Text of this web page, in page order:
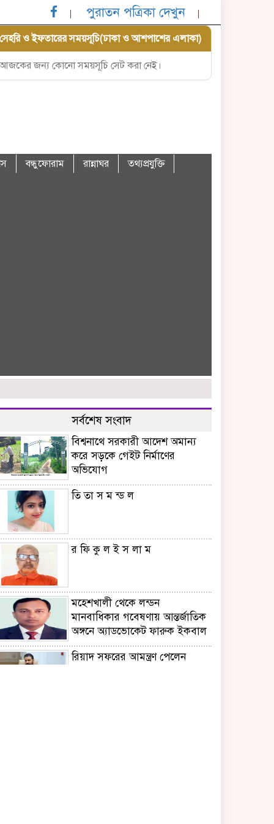
পুরাতন পত্রিকা দেখুন
সেহরি ও ইফতারের সময়সূচি(ঢাকা ও আশপাশের এলাকা)
আজকের জন্য কোনো সময়সূচি সেট করা নেই।
বন্ধুফোরাম রান্নাঘর
তথ্যপ্রযুক্তি
সর্বশেষ সংবাদ
বিশ্বনাথে সরকারী আদেশ অমান্য
করে সড়কে গেইট নির্মাণের
অভিযোগ
তি তা স ম ন্ড ল
র ফি কু ল ই স লা ম
মহেশখালী থেকে লন্ডন
মানবাধিকার গবেষণায় আন্তর্জাতিক
অঙ্গনে অ্যাডভোকেট ফারুক ইকবাল
রিয়াদ সফরের আমন্ত্রণ পেলেন